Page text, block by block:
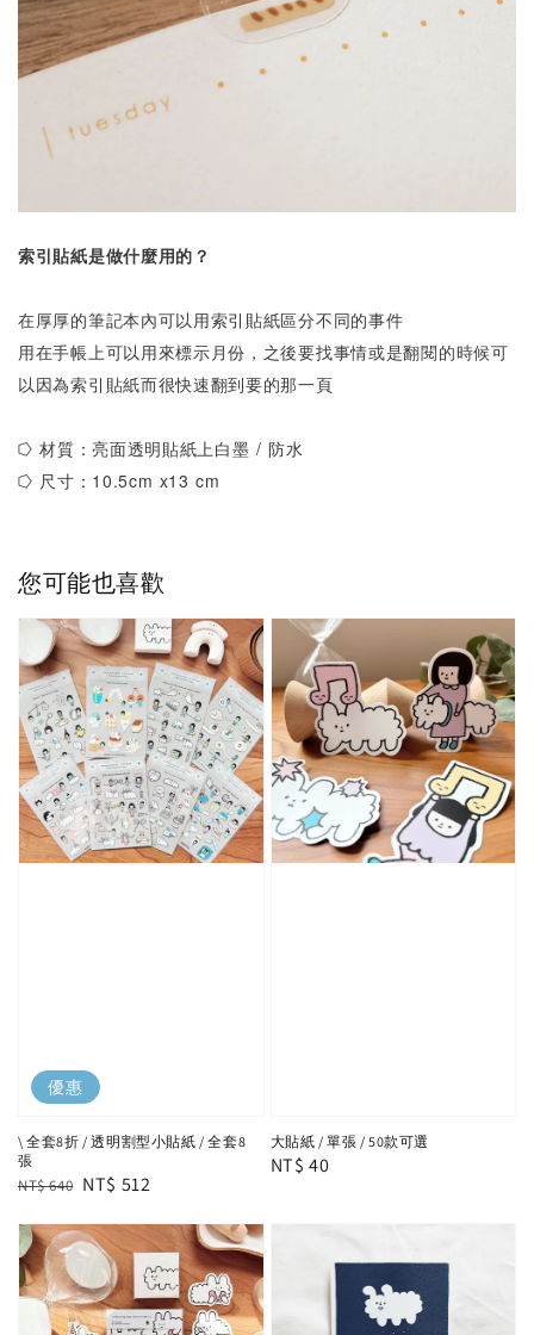
索引貼紙是做什麼用的？
在厚厚的筆記本內可以用索引貼紙區分不同的事件
用在手帳上可以用來標示月份，之後要找事情或是翻閱的時候可
以因為索引貼紙而很快速翻到要的那一頁
⭔ 材質：亮面透明貼紙上白墨 / 防水
⭔ 尺寸：10.5cm x13 cm
您可能也喜歡
優惠
\ 全套8折 / 透明割型小貼紙 / 全套8
張
Regular
NT$ 640 Sale
NT$ 512
大貼紙 / 單張 / 50款可選
Regular
NT$ 40